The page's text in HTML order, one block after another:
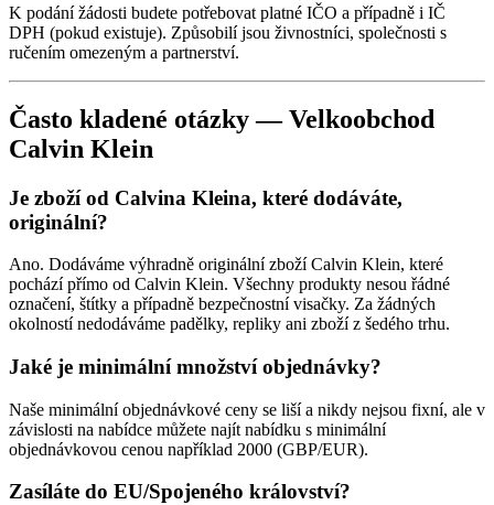
K podání žádosti budete potřebovat platné IČO a případně i IČ
DPH (pokud existuje). Způsobilí jsou živnostníci, společnosti s
ručením omezeným a partnerství.
Často kladené otázky — Velkoobchod
Calvin Klein
Je zboží od Calvina Kleina, které dodáváte,
originální?
Ano. Dodáváme výhradně originální zboží Calvin Klein, které
pochází přímo od Calvin Klein. Všechny produkty nesou řádné
označení, štítky a případně bezpečnostní visačky. Za žádných
okolností nedodáváme padělky, repliky ani zboží z šedého trhu.
Jaké je minimální množství objednávky?
Naše minimální objednávkové ceny se liší a nikdy nejsou fixní, ale v
závislosti na nabídce můžete najít nabídku s minimální
objednávkovou cenou například 2000 (GBP/EUR).
Zasíláte do EU/Spojeného království?